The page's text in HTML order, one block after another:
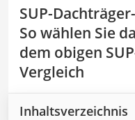
SUP-
So wählen Sie
dem obigen
Vergleich
Inhaltsverzeichnis